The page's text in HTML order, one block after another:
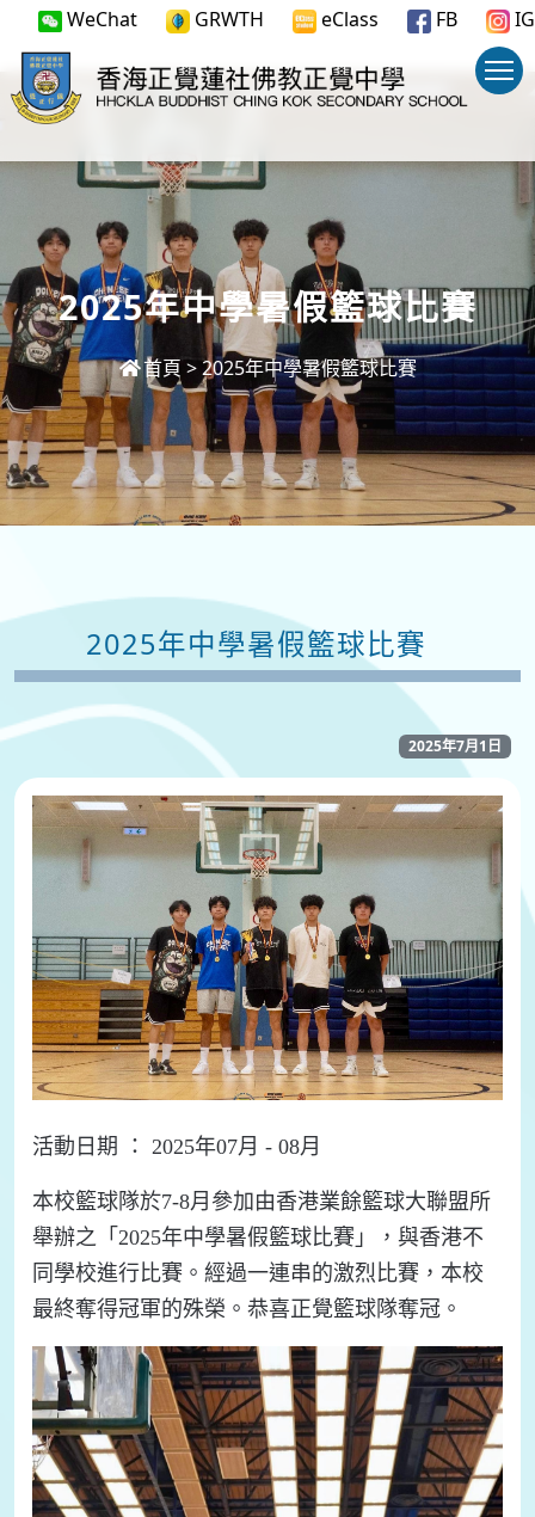
WeChat GRWTH eClass FB IG
2025年中學暑假籃球比賽
首頁 > 2025年中學暑假籃球比賽
2025年中學暑假籃球比賽
2025年7月1日
活動日期 ： 2025年07月 - 08月
本校籃球隊於7-8月參加由香港業餘籃球大聯盟所
舉辦之「2025年中學暑假籃球比賽」，與香港不
同學校進行比賽。經過一連串的激烈比賽，本校
最終奪得冠軍的殊榮。恭喜正覺籃球隊奪冠。